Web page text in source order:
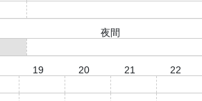
夜間
19 20 21
22